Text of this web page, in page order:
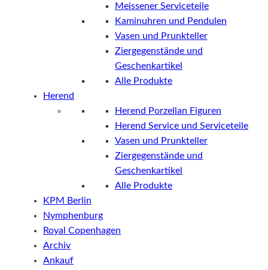
Meissener Serviceteile
Kaminuhren und Pendulen
Vasen und Prunkteller
Ziergegenstände und
Geschenkartikel
Alle Produkte
Herend
Herend Porzellan Figuren
Herend Service und Serviceteile
Vasen und Prunkteller
Ziergegenstände und
Geschenkartikel
Alle Produkte
KPM Berlin
Nymphenburg
Royal Copenhagen
Archiv
Ankauf